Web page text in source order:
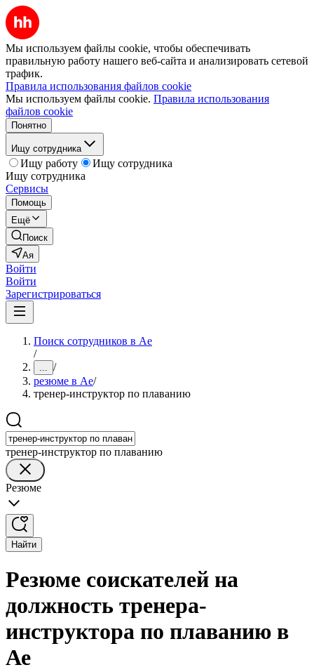
Мы используем файлы cookie, чтобы обеспечивать
правильную работу нашего веб-сайта и анализировать сетевой
трафик.
Правила использования файлов cookie
Мы используем файлы cookie. Правила использования
файлов cookie
Понятно
Ищу сотрудника
Ищу работу
Ищу сотрудника
Ищу сотрудника
Сервисы
Помощь
Ещё
Поиск
Ая
Войти
Войти
Зарегистрироваться
Поиск сотрудников в Ае
/
... /
резюме в Ае/
тренер-инструктор по плаванию
тренер-инструктор по плаванию
Резюме
Найти
Резюме соискателей на
должность тренера-
инструктора по плаванию в
Ае